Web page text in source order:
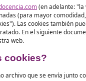
(en
(para mayor
Las cookies
En el
web.